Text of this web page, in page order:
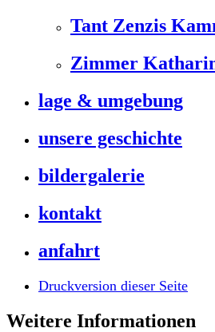
Tant Zenzis
Zimmer
lage & umgebung
unsere geschichte
bildergalerie
kontakt
anfahrt
Druckversion dieser Seite
Weitere Informationen